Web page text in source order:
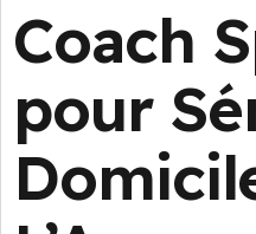
Coach
pour